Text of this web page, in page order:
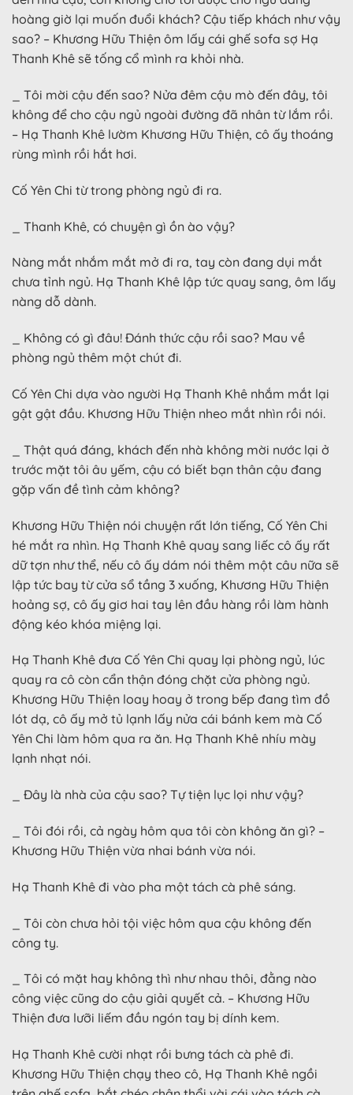
hoàng giờ lại muốn đuổi khách? Cậu tiếp khách như vậy
sao? – Khương Hữu Thiện ôm lấy cái ghế sofa sợ Hạ
Thanh Khê sẽ tống cổ mình ra khỏi nhà.
_ Tôi mời cậu đến sao? Nửa đêm cậu mò đến đây, tôi
không để cho cậu ngủ ngoài đường đã nhân từ lắm rồi.
– Hạ Thanh Khê lườm Khương Hữu Thiện, cô ấy thoáng
rùng mình rồi hắt hơi.
Cố Yên Chi từ trong phòng ngủ đi ra.
_ Thanh Khê, có chuyện gì ồn ào vậy?
Nàng mắt nhắm mắt mở đi ra, tay còn đang dụi mắt
chưa tỉnh ngủ. Hạ Thanh Khê lập tức quay sang, ôm lấy
nàng dỗ dành.
_ Không có gì đâu! Đánh thức cậu rồi sao? Mau về
phòng ngủ thêm một chút đi.
Cố Yên Chi dựa vào người Hạ Thanh Khê nhắm mắt lại
gật gật đầu. Khương Hữu Thiện nheo mắt nhìn rồi nói.
_ Thật quá đáng, khách đến nhà không mời nước lại ở
trước mặt tôi âu yếm, cậu có biết bạn thân cậu đang
gặp vấn đề tình cảm không?
Khương Hữu Thiện nói chuyện rất lớn tiếng, Cố Yên Chi
hé mắt ra nhìn. Hạ Thanh Khê quay sang liếc cô ấy rất
dữ tợn như thể, nếu cô ấy dám nói thêm một câu nữa sẽ
lập tức bay từ cửa sổ tầng 3 xuống, Khương Hữu Thiện
hoảng sợ, cô ấy giơ hai tay lên đầu hàng rồi làm hành
động kéo khóa miệng lại.
Hạ Thanh Khê đưa Cố Yên Chi quay lại phòng ngủ, lúc
quay ra cô còn cẩn thận đóng chặt cửa phòng ngủ.
Khương Hữu Thiện loay hoay ở trong bếp đang tìm đồ
lót dạ, cô ấy mở tủ lạnh lấy nửa cái bánh kem mà Cố
Yên Chi làm hôm qua ra ăn. Hạ Thanh Khê nhíu mày
lạnh nhạt nói.
_ Đây là nhà của cậu sao? Tự tiện lục lọi như vậy?
_ Tôi đói rồi, cả ngày hôm qua tôi còn không ăn gì? –
Khương Hữu Thiện vừa nhai bánh vừa nói.
Hạ Thanh Khê đi vào pha một tách cà phê sáng.
_ Tôi còn chưa hỏi tội việc hôm qua cậu không đến
công ty.
_ Tôi có mặt hay không thì như nhau thôi, đằng nào
công việc cũng do cậu giải quyết cả. – Khương Hữu
Thiện đưa lưỡi liếm đầu ngón tay bị dính kem.
Hạ Thanh Khê cười nhạt rồi bưng tách cà phê đi.
Khương Hữu Thiện chạy theo cô, Hạ Thanh Khê ngồi